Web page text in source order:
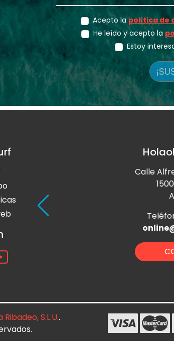
Acepto la política de
He leído y acepto la
Estoy
Calle
Ribadeo, S.L.U..